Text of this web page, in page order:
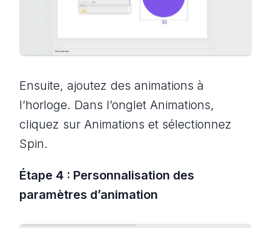
Ensuite, ajoutez des animations à
l’horloge. Dans l’onglet Animations,
cliquez sur Animations et sélectionnez
Spin.
Étape 4 : Personnalisation des
paramètres d’animation